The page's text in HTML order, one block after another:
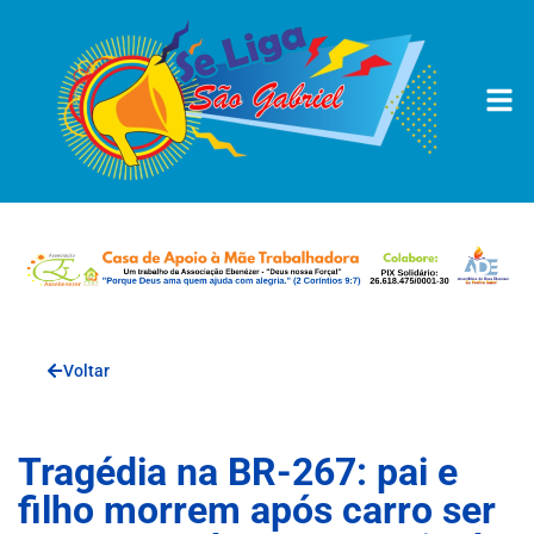
Voltar
Tragédia na BR-267: pai e
filho morrem após carro ser